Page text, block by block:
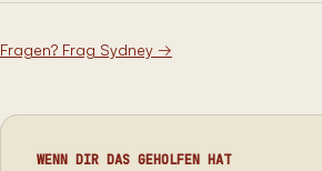
Fragen? Frag Sydney →
WENN DIR DAS GEHOLFEN HAT